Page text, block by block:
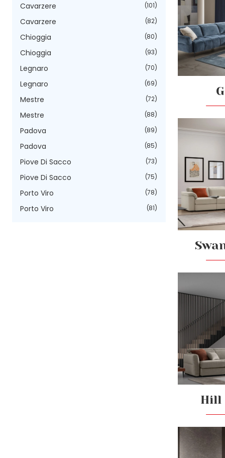
Cavarzere 101
Cavarzere 82
Chioggia 80
Chioggia 93
Legnaro 70
Legnaro 69
Mestre 72
Mestre 88
Padova 89
Padova 85
Piove Di Sacco 73
Piove Di Sacco 75
Porto Viro 78
Porto Viro 81
Hill